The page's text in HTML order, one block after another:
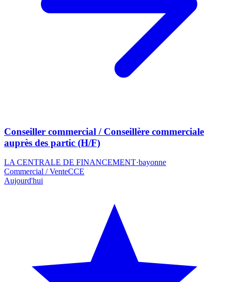
Conseiller commercial / Conseillère commerciale
auprès des partic (H/F)
LA CENTRALE DE FINANCEMENT·bayonne
Commercial / VenteCCE
Aujourd'hui